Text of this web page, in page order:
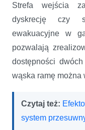
Strefa wejścia
dyskrecję czy
ewakuacyjne w
pozwalają
dostępności
wąska ramę można
Czytaj też:
system